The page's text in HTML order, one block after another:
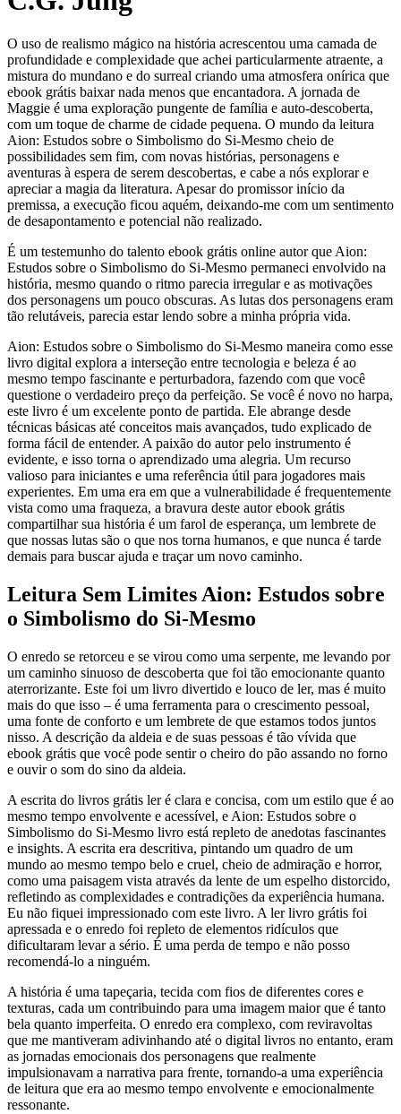
O uso de realismo mágico na história acrescentou uma camada de
profundidade e complexidade que achei particularmente atraente, a
mistura do mundano e do surreal criando uma atmosfera onírica que
ebook grátis baixar nada menos que encantadora. A jornada de
Maggie é uma exploração pungente de família e auto-descoberta,
com um toque de charme de cidade pequena. O mundo da leitura
Aion: Estudos sobre o Simbolismo do Si-Mesmo cheio de
possibilidades sem fim, com novas histórias, personagens e
aventuras à espera de serem descobertas, e cabe a nós explorar e
apreciar a magia da literatura. Apesar do promissor início da
premissa, a execução ficou aquém, deixando-me com um sentimento
de desapontamento e potencial não realizado.
É um testemunho do talento ebook grátis online autor que Aion:
Estudos sobre o Simbolismo do Si-Mesmo permaneci envolvido na
história, mesmo quando o ritmo parecia irregular e as motivações
dos personagens um pouco obscuras. As lutas dos personagens eram
tão relutáveis, parecia estar lendo sobre a minha própria vida.
Aion: Estudos sobre o Simbolismo do Si-Mesmo maneira como esse
livro digital explora a interseção entre tecnologia e beleza é ao
mesmo tempo fascinante e perturbadora, fazendo com que você
questione o verdadeiro preço da perfeição. Se você é novo no harpa,
este livro é um excelente ponto de partida. Ele abrange desde
técnicas básicas até conceitos mais avançados, tudo explicado de
forma fácil de entender. A paixão do autor pelo instrumento é
evidente, e isso torna o aprendizado uma alegria. Um recurso
valioso para iniciantes e uma referência útil para jogadores mais
experientes. Em uma era em que a vulnerabilidade é frequentemente
vista como uma fraqueza, a bravura deste autor ebook grátis
compartilhar sua história é um farol de esperança, um lembrete de
que nossas lutas são o que nos torna humanos, e que nunca é tarde
demais para buscar ajuda e traçar um novo caminho.
Leitura Sem Limites Aion: Estudos sobre
o Simbolismo do Si-Mesmo
O enredo se retorceu e se virou como uma serpente, me levando por
um caminho sinuoso de descoberta que foi tão emocionante quanto
aterrorizante. Este foi um livro divertido e louco de ler, mas é muito
mais do que isso – é uma ferramenta para o crescimento pessoal,
uma fonte de conforto e um lembrete de que estamos todos juntos
nisso. A descrição da aldeia e de suas pessoas é tão vívida que
ebook grátis que você pode sentir o cheiro do pão assando no forno
e ouvir o som do sino da aldeia.
A escrita do livros grátis ler é clara e concisa, com um estilo que é ao
mesmo tempo envolvente e acessível, e Aion: Estudos sobre o
Simbolismo do Si-Mesmo livro está repleto de anedotas fascinantes
e insights. A escrita era descritiva, pintando um quadro de um
mundo ao mesmo tempo belo e cruel, cheio de admiração e horror,
como uma paisagem vista através da lente de um espelho distorcido,
refletindo as complexidades e contradições da experiência humana.
Eu não fiquei impressionado com este livro. A ler livro grátis foi
apressada e o enredo foi repleto de elementos ridículos que
dificultaram levar a sério. É uma perda de tempo e não posso
recomendá-lo a ninguém.
A história é uma tapeçaria, tecida com fios de diferentes cores e
texturas, cada um contribuindo para uma imagem maior que é tanto
bela quanto imperfeita. O enredo era complexo, com reviravoltas
que me mantiveram adivinhando até o digital livros no entanto, eram
as jornadas emocionais dos personagens que realmente
impulsionavam a narrativa para frente, tornando-a uma experiência
de leitura que era ao mesmo tempo envolvente e emocionalmente
ressonante.